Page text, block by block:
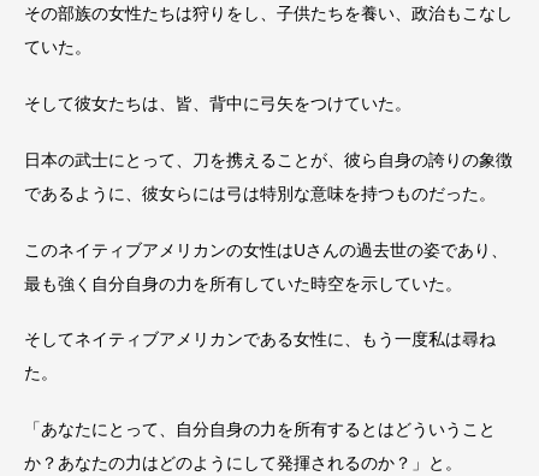
その部族の女性たちは狩りをし、子供たちを養い、政治もこなし
ていた。
そして彼女たちは、皆、背中に弓矢をつけていた。
日本の武士にとって、刀を携えることが、彼ら自身の誇りの象徴
であるように、彼女らには弓は特別な意味を持つものだった。
このネイティブアメリカンの女性はUさんの過去世の姿であり、
最も強く自分自身の力を所有していた時空を示していた。
そしてネイティブアメリカンである女性に、もう一度私は尋ね
た。
「あなたにとって、自分自身の力を所有するとはどういうこと
か？あなたの力はどのようにして発揮されるのか？」と。